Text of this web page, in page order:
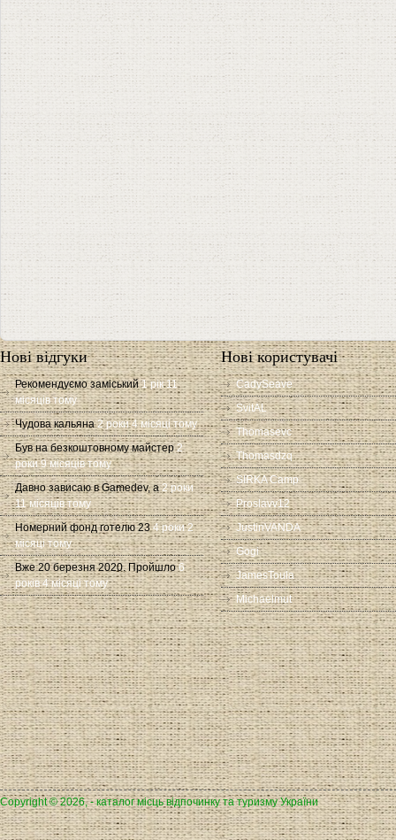
Нові відгуки
Рекомендуємо заміський 1 рік 11
місяців тому
Чудова кальяна 2 роки 4 місяці тому
Був на безкоштовному майстер 2
роки 9 місяців тому
Давно зависаю в Gamedev, а 2 роки
11 місяців тому
Номерний фонд готелю 23 4 роки 2
місяці тому
Вже 20 березня 2020. Пройшло 6
років 4 місяці тому
Нові користувачі
CadySeave
SvitAL
Thomasevc
Thomasdzq
SIRKA Camp
Proslavv12
JustinVANDA
Gogi
JamesToula
Michaelmut
Copyright © 2026, - каталог місць відпочинку та туризму України